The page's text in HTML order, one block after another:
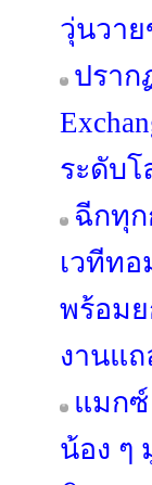
วุ่นวาย
ปราก
ระดับโ
ฉีกทุก
เวทีท
พร้อม
งานแ
แมก
น้อง ๆ